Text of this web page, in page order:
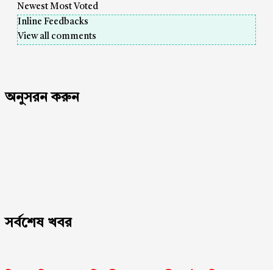
Newest Most Voted
Inline Feedbacks
View all comments
অনুসরন করুন
সর্বশেষ খবর